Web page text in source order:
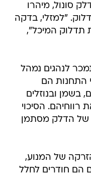
סונול, מיהרו
"למזלי, בדקה
תדלוק המיכל",
לנהגים נמהל
התחנות הם
ובנוזלים
רווחיהם. הסיכוי
של הדלק מסתמן
של המנוע,
הם חודרים לחלל